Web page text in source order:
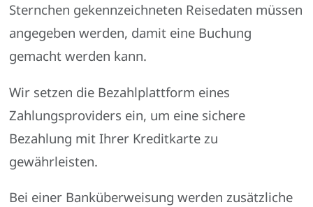
Sternchen gekennzeichneten Reisedaten müssen
angegeben werden, damit eine Buchung
gemacht werden kann.
Wir setzen die Bezahlplattform eines
Zahlungsproviders ein, um eine sichere
Bezahlung mit Ihrer Kreditkarte zu
gewährleisten.
Bei einer Banküberweisung werden zusätzliche